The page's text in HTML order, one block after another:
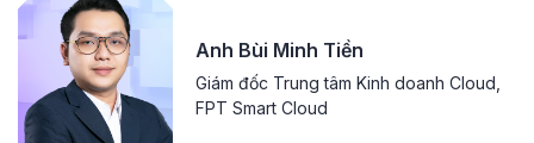
Anh Bùi Minh Tiền
Giám đốc Trung tâm Kinh doanh Cloud,
FPT Smart Cloud